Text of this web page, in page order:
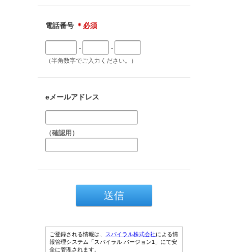
電話番号 ＊必須
- -
（半角数字でご入力ください。）
eメールアドレス
（確認用）
ご登録される情報は、 スパイラル株式会社による情
報管理システム「スパイラル バージョン1」にて安
全に管理されます。